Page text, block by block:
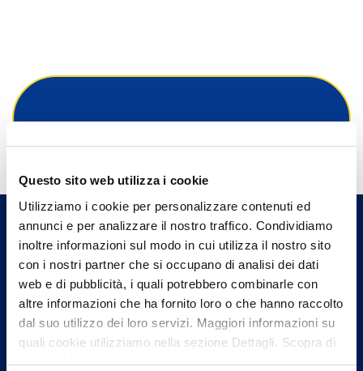
Questo sito web utilizza i cookie
Utilizziamo i cookie per personalizzare contenuti ed
annunci e per analizzare il nostro traffico. Condividiamo
inoltre informazioni sul modo in cui utilizza il nostro sito
con i nostri partner che si occupano di analisi dei dati
web e di pubblicità, i quali potrebbero combinarle con
altre informazioni che ha fornito loro o che hanno raccolto
dal suo utilizzo dei loro servizi. Maggiori informazioni su
quali cookie utilizziamo nella sezione Dettagli. Scopra di
più su chi siamo, come può contattarci e come trattiamo i
Trova l'Agenzia più vicina a te e parla con
un nostro Agente.
Contattaci